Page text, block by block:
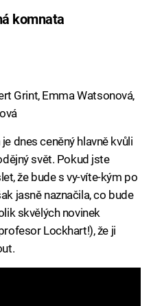
komnata
Grint, Emma Watsonová,
dnes ceněný hlavně kvůli
svět. Pokud jste
že bude s vy-víte-kým po
jasně naznačila, co bude
skvělých novinek
Lockhart!), že ji